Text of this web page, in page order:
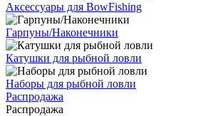
Аксессуары для BowFishing
Гарпуны/Наконечники
Катушки для рыбной ловли
Наборы для рыбной ловли
Распродажа
Распродажа